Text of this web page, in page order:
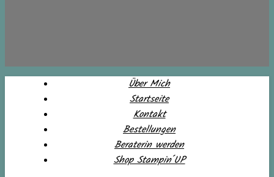
Über Mich
Startseite
Kontakt
Bestellungen
Beraterin werden
Shop Stampin´UP